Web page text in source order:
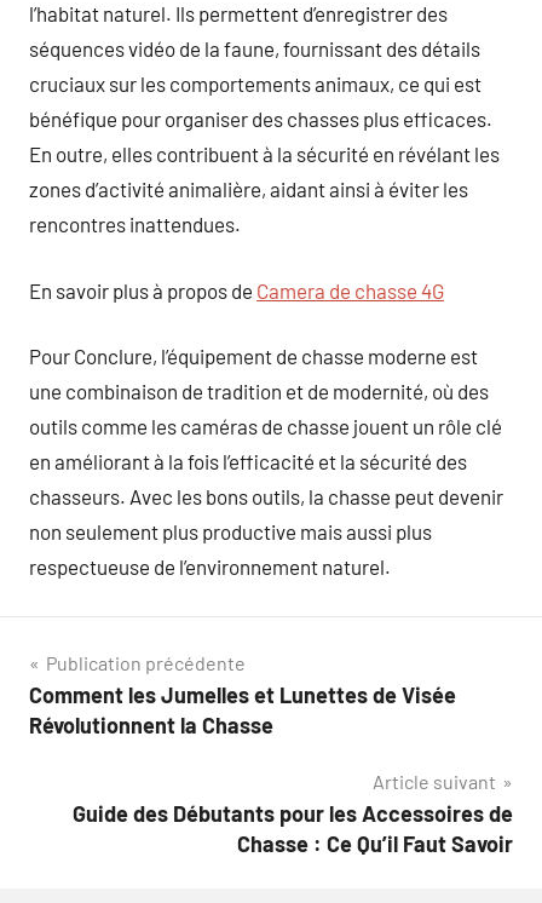
l’habitat naturel. Ils permettent d’enregistrer des
séquences vidéo de la faune, fournissant des détails
cruciaux sur les comportements animaux, ce qui est
bénéfique pour organiser des chasses plus efficaces.
En outre, elles contribuent à la sécurité en révélant les
zones d’activité animalière, aidant ainsi à éviter les
rencontres inattendues.
En savoir plus à propos de Camera de chasse 4G
Pour Conclure, l’équipement de chasse moderne est
une combinaison de tradition et de modernité, où des
outils comme les caméras de chasse jouent un rôle clé
en améliorant à la fois l’efficacité et la sécurité des
chasseurs. Avec les bons outils, la chasse peut devenir
non seulement plus productive mais aussi plus
respectueuse de l’environnement naturel.
Navigation
de
Publication précédente
Comment les Jumelles et Lunettes de Visée
Révolutionnent la Chasse
Article suivant
Guide des Débutants pour les Accessoires de
Chasse : Ce Qu’il Faut Savoir